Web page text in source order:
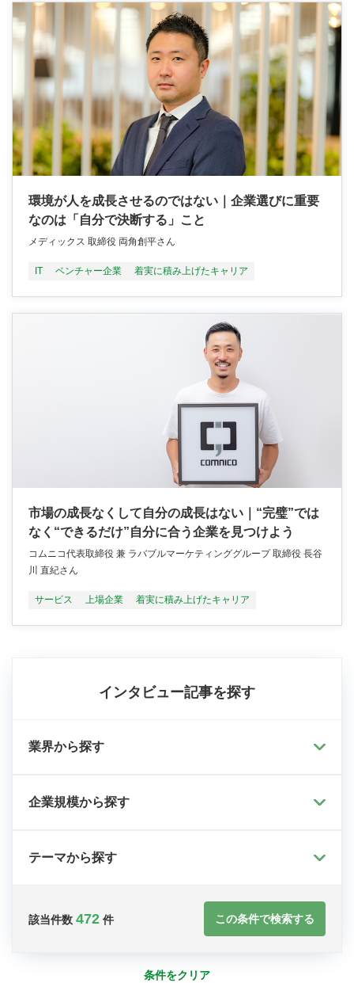
環境が人を成長させるのではない｜企業選びに重要
なのは「自分で決断する」こと
メディックス 取締役 両角創平さん
IT ベンチャー企業 着実に積み上げたキャリア
市場の成長なくして自分の成長はない｜“完璧”では
なく“できるだけ”自分に合う企業を見つけよう
コムニコ代表取締役 兼 ラバブルマーケティンググループ 取締役 長谷
川 直紀さん
サービス 上場企業 着実に積み上げたキャリア
インタビュー記事を探す
業界から探す
企業規模から探す
テーマから探す
該当件数 472 件 この条件で検索する
条件をクリア